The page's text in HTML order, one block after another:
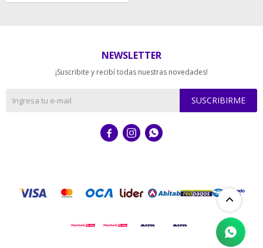
NEWSLETTER
¡Suscribite y recibí todas nuestras novedades!
SUSCRIBIRME
  